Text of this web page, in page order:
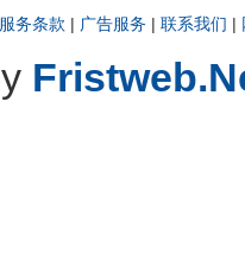
服务条款 | 广告服务 |联系我们 |